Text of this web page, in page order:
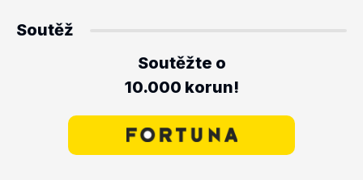
Soutěž
Soutěžte o
10.000 korun!